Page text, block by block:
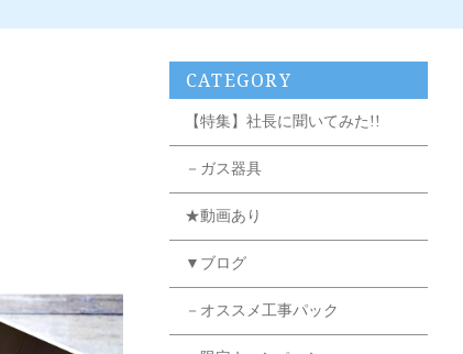
CATEGORY
【特集】社長に聞いてみた!!
－ガス器具
★動画あり
▼ブログ
－オススメ工事パック